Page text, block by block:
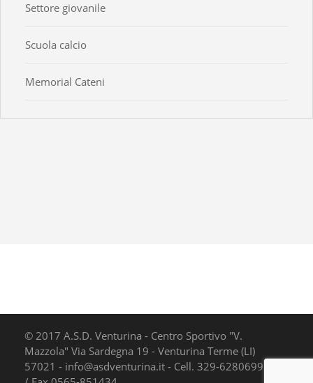
Settore giovanile
Scuola calcio
Memorial Cateni
© 2017 A.S.D. Venturina - Centro Sportivo "V.
Mazzola" Via Sardegna 19 - Venturina Terme (LI)
57021 - info@asdventurina.it - Cell. 329-6280699 Tel.